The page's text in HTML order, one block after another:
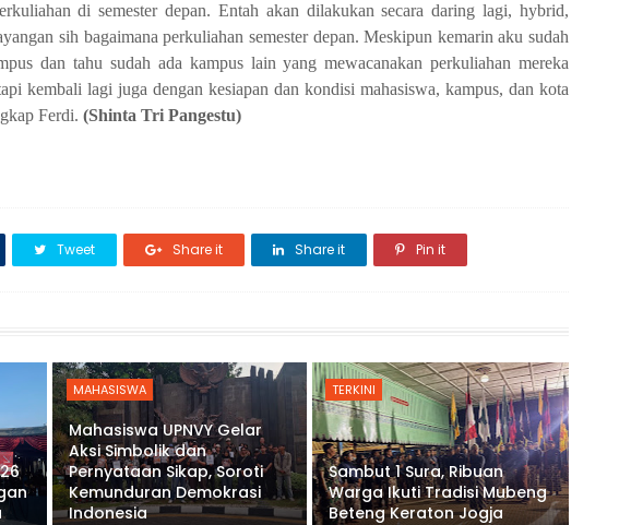
di semester depan. Entah akan dilakukan secara daring lagi, hybrid,
sih bagaimana perkuliahan semester depan. Meskipun kemarin aku sudah
dan tahu sudah ada kampus lain yang mewacanakan perkuliahan mereka
kembali lagi juga dengan kesiapan dan kondisi mahasiswa, kampus, dan kota
Ferdi. (Shinta Tri Pangestu)
Tweet Share it Share it Pin it
MAHASISWA
Mahasiswa UPNVY Gelar
Aksi Simbolik dan
Pernyataan Sikap, Soroti
Kemunduran Demokrasi
Indonesia
TERKINI
Sambut 1 Sura, Ribuan
Warga Ikuti Tradisi Mubeng
Beteng Keraton Jogja